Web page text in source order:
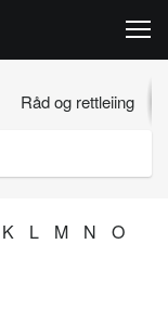
Råd og rettleiing
K L M N
O